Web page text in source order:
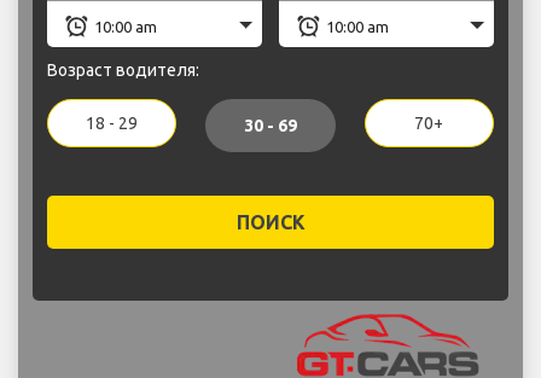
Возраст водителя:
18 - 29 30 - 69 70+
ПОИСК